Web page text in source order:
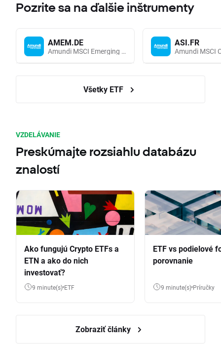
Pozrite sa na ďalšie inštrumenty
AMEM.DE
Amundi MSCI Emerging Markets UCITS (Acc EUR)
ASI.FR
Všetky ETF
VZDELÁVANIE
Preskúmajte rozsiahlu databázu
znalostí
Ako fungujú Crypto ETFs a
ETN a ako do nich
investovať?
9 minute(s) ETF
ETF vs podielové
porovnanie
9 minute(s) Príručky
Zobraziť články